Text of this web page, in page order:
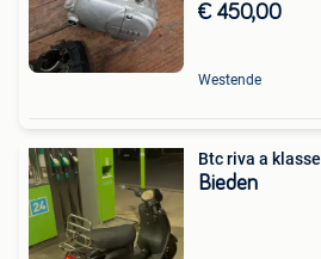
€ 450,00
Westende
Btc riva a klasse
Bieden